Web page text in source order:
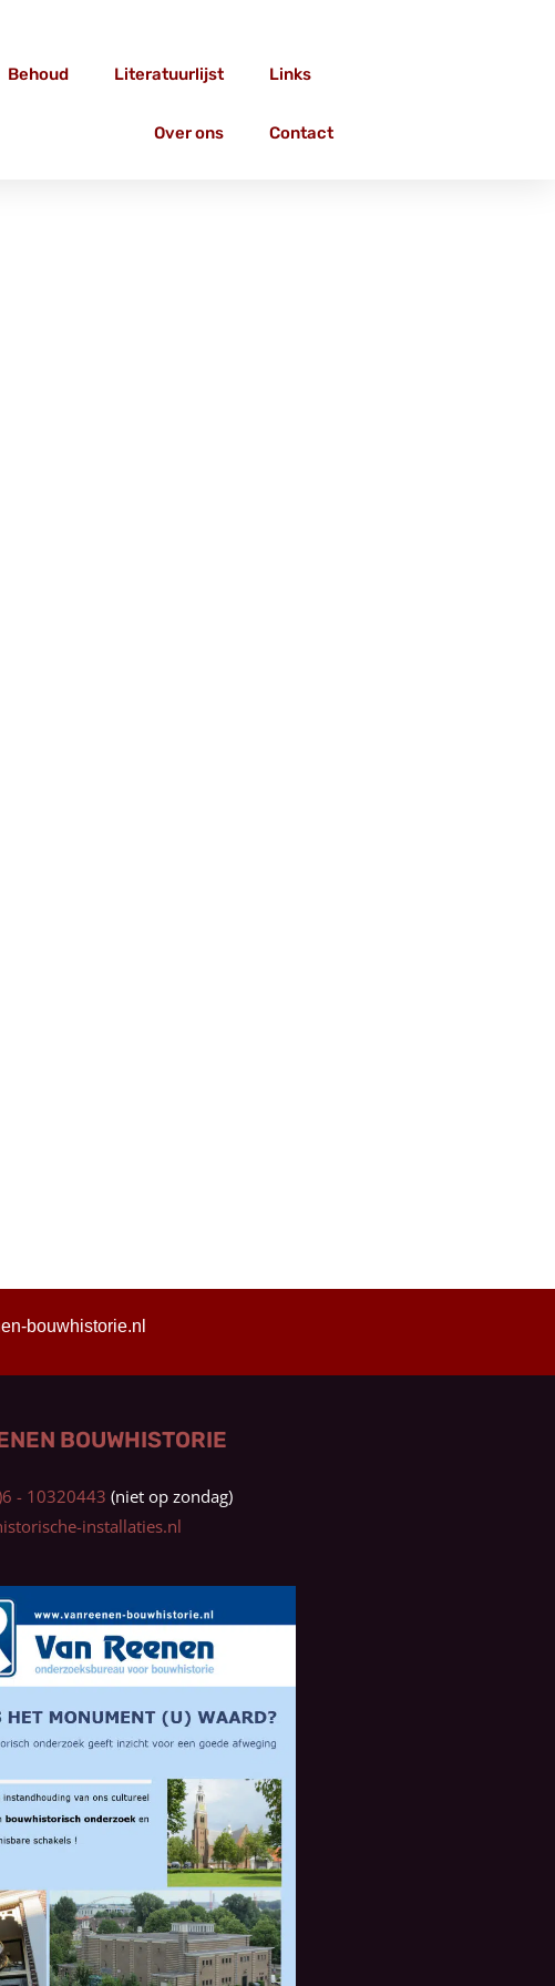
Behoud Literatuurlijst Links
Over ons Contact
bouwhistorie.nl
BOUWHISTORIE
- 10320443
installaties.nl